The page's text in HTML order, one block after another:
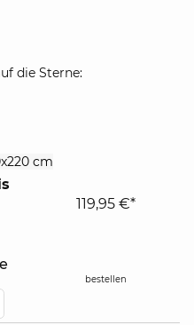
die Sterne:
cm
contents
119,95 €*
bestellen